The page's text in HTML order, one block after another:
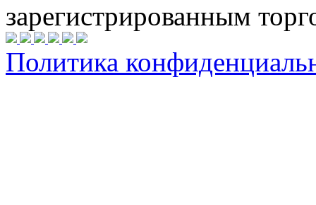
зарегистрированным
Политика